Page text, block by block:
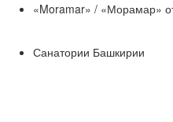
«Moramar» / «Морамар»
Санатории Башкирии